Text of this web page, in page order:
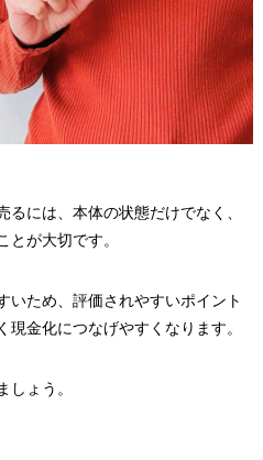
には、本体の状態だけでなく、
が大切です。
いため、評価されやすいポイント
金化につなげやすくなります。
しょう。